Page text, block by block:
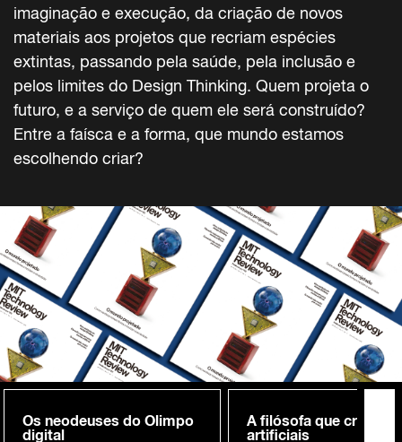
imaginação e execução, da criação de novos
materiais aos projetos que recriam espécies
extintas, passando pela saúde, pela inclusão e
pelos limites do Design Thinking. Quem projeta o
futuro, e a serviço de quem ele será construído?
Entre a faísca e a forma, que mundo estamos
escolhendo criar?
Os neodeuses do Olimpo
digital
A filósofa que cria
artificiais